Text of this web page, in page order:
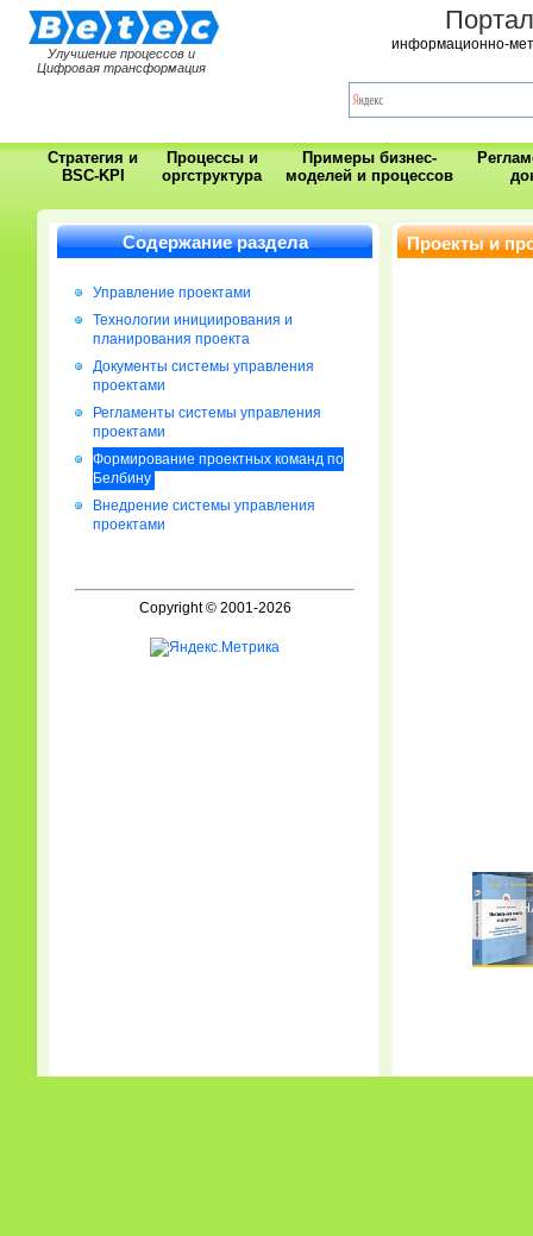
Улучшение процессов и
Цифровая трансформация
информационно-
Стратегия и
BSC-KPI
Процессы и
оргструктура
Примеры бизнес-
моделей и процессов
Содержание раздела
Управление проектами
Технологии инициирования и
планирования проекта
Документы системы управления
проектами
Регламенты системы управления
проектами
Формирование проектных команд по
Белбину
Внедрение системы управления
проектами
Copyright © 2001-2026
Проекты и